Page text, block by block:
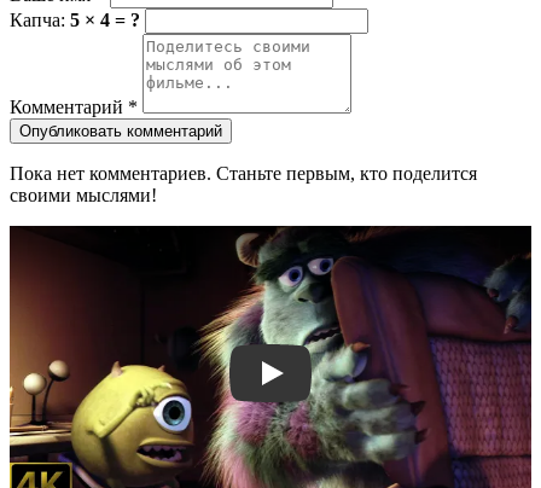
Капча: 5 × 4 = ?
Комментарий *
Опубликовать комментарий
Пока нет комментариев. Станьте первым, кто поделится
своими мыслями!
Смотреть трейлер